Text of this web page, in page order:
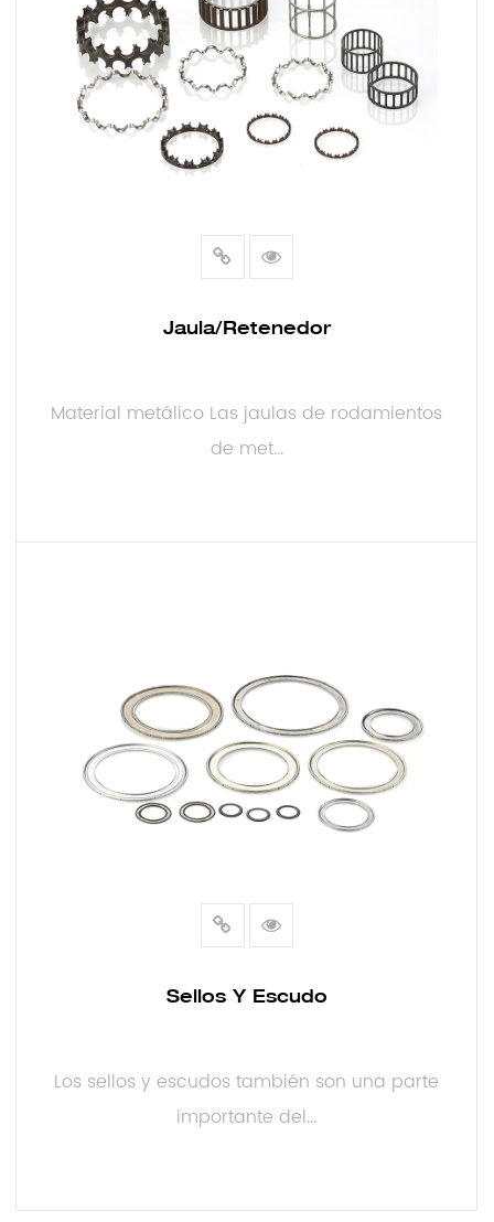
Jaula/Retenedor
Material metálico Las jaulas de rodamientos
de met...
Sellos Y Escudo
Los sellos y escudos también son una parte
importante del...